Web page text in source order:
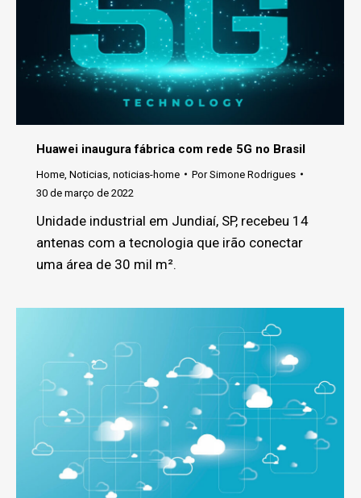
Huawei inaugura fábrica com rede 5G no Brasil
Home Noticias noticias-home PorSimone Rodrigues
30 de março de 2022
Unidade industrial em Jundiaí, SP, recebeu 14
antenas com a tecnologia que irão conectar
uma área de 30 mil m².